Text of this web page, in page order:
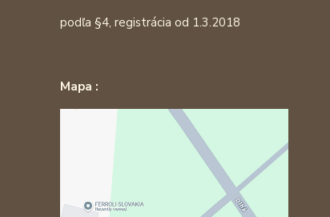
podľa §4, registrácia od 1.3.2018
Mapa :